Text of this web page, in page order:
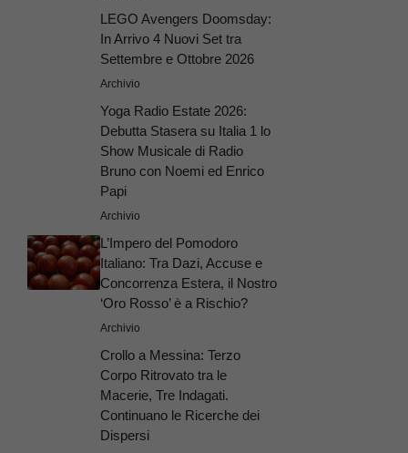
LEGO Avengers Doomsday:
In Arrivo 4 Nuovi Set tra
Settembre e Ottobre 2026
Archivio
Yoga Radio Estate 2026:
Debutta Stasera su Italia 1 lo
Show Musicale di Radio
Bruno con Noemi ed Enrico
Papi
Archivio
L’Impero del Pomodoro
Italiano: Tra Dazi, Accuse e
Concorrenza Estera, il Nostro
‘Oro Rosso’ è a Rischio?
Archivio
Crollo a Messina: Terzo
Corpo Ritrovato tra le
Macerie, Tre Indagati.
Continuano le Ricerche dei
Dispersi